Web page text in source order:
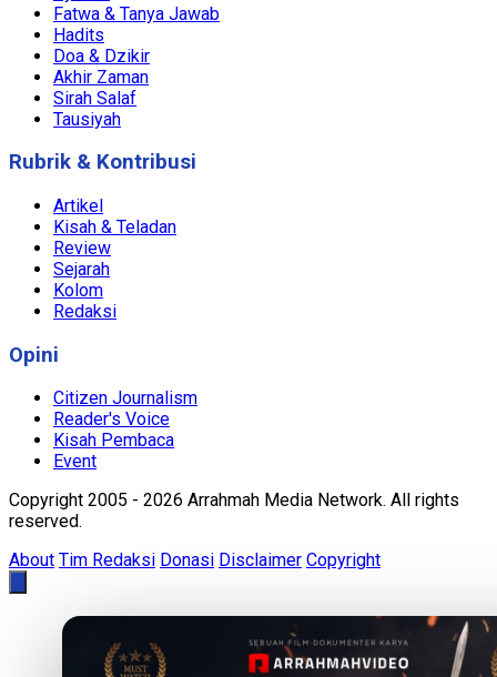
Fatwa & Tanya Jawab
Hadits
Doa & Dzikir
Akhir Zaman
Sirah Salaf
Tausiyah
Rubrik & Kontribusi
Artikel
Kisah & Teladan
Review
Sejarah
Kolom
Redaksi
Opini
Citizen Journalism
Reader's Voice
Kisah Pembaca
Event
Copyright 2005 - 2026 Arrahmah Media Network. All rights
reserved.
About Tim Redaksi Donasi Disclaimer Copyright